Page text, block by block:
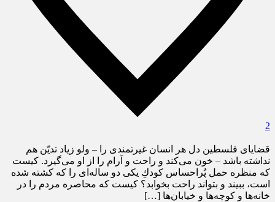
2
قضاياى فلسطين دل هر انسان غيرتمندى را – ولو زياد تديّن هم
نداشته باشد – خون مى‌كند و راحت و آرام را از او مى‌گيرد. كيست
كه منظره حمل پُراحساس كودكِ يكى دو ساله‌اى را كه كشته شده
است، ببيند و بتواند راحت بخوابد؟ كيست كه محاصره مردم را در
خانه‌ها و كوچه‌ها و خيابان‌ها […]